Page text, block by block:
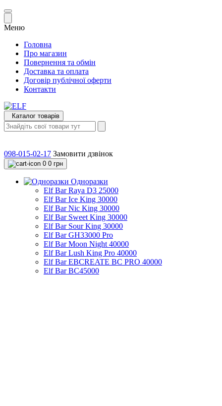
Меню
Головна
Про магазин
Повернення та обмін
Доставка та оплата
Договір публічної оферти
Контакти
Каталог товарів
098-015-02-17 Замовити дзвінок
0 0 грн
Одноразки
Elf Bar Raya D3 25000
Elf Bar Ice King 30000
Elf Bar Nic King 30000
Elf Bar Sweet King 30000
Elf Bar Sour King 30000
Elf Bar GH33000 Pro
Elf Bar Moon Night 40000
Elf Bar Lush King Pro 40000
Elf Bar EBCREATE BC PRO 40000
Elf Bar BC45000